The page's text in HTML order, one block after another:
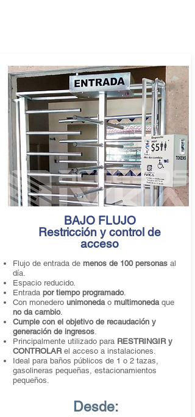
Flujo de entrada de menos de 100 personas al
día.
Espacio reducido.
Entrada por tiempo programado.
Con monedero unimonedao multimoneda que
no da cambio.
Cumple con el objetivo de recaudación y
generación de ingresos.
Principalmente utilizado para RESTRINGIR y
CONTROLARel acceso a instalaciones.
Ideal para baños públicos de 1 o 2 tazas,
gasolineras pequeñas, estacionamientos
pequeños.
BAJO FLUJO
Restricción y control de
acceso
Desde: